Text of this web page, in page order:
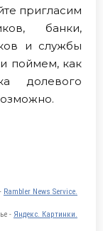
пригласим
банки,
и службы
поймем, как
долевого
Rambler News Service.
- Яндекс. Картинки.